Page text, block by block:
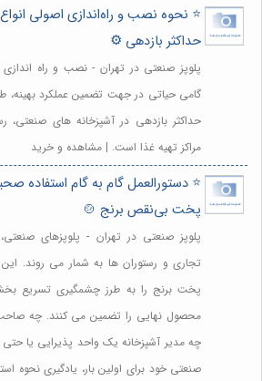
⭐️ نحوه نصب و راه‌اندازی اصولی
حداکثر بازدهی ⚙️
پلوپز صنعتی در تهران - نصب و راه اندازی
گامی حیاتی در جهت تضمین عملکرد بهینه،
حداکثر بازدهی در آشپزخانه های صنعتی،
مراکز تهیه غذا است. | مشاهده و خرید
⭐️ دستورالعمل گام به گام استفاده
پخت بی‌نقص برنج 🍲
پلوپز صنعتی در تهران - پلوپزهای
تجاری و رستوران ها به شمار می روند. این
پخت برنج را به طرز چشمگیری تسریع
محصول نهایی را تضمین می کنند. چه
چه مدیر آشپزخانه یک واحد پذیرایی یا حتی
صنعتی خود برای اولین بار، یادگیری نحوه